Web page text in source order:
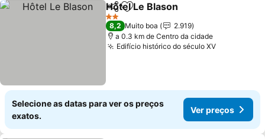
PartilharAdicionar aos favoritos
Hôtel Le Blason
2 Estrelas
8,2 Muito boa
2.919
a 0.3 km de Centro da cidade
Edifício histórico do século XVVer preços
Selecione as datas para ver os preços
exatos.
Ver preços